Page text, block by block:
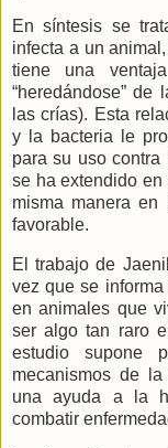
En síntesis se
infecta a un
tiene una
“heredándose”
las crías). Esta
y la bacteria le
para su uso
se ha extendido
misma manera
favorable.
El trabajo de
vez que se
en animales que
ser algo tan raro
estudio supone
mecanismos de
una ayuda a la
combatir